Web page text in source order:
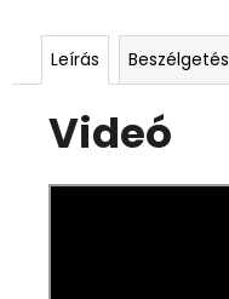
Leírás Beszélgetés
Videó